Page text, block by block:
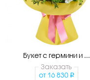
Букет с гермини и ...
Заказать
от 16 830